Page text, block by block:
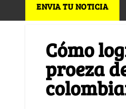
ENVIA TU NOTICIA
Cómo
proeza